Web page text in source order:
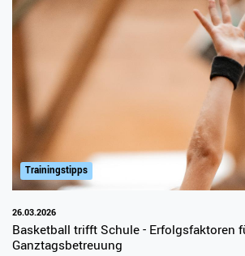
Trainingstipps
26.03.2026
Basketball trifft Schule - Erfolgsfaktoren
Ganztagsbetreuung